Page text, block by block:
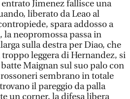
Jimenez fallisce una
liberato da Leao al
spara addosso a
la neopromossa passa in
sulla destra per Diao, che
leggera di Hernandez, si
Maignan sul suo palo con
sembrano in totale
il pareggio da palla
un corner, la difesa libera